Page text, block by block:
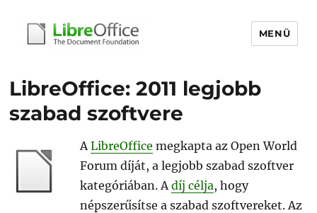
MENÜ
LibreOffice: 2011 legjobb
szabad szoftvere
ALibreOffice megkapta az Open World
Forum díját, a legjobb szabad szoftver
kategóriában. Adíj célja, hogy
népszerűsítse a szabad szoftvereket. Az